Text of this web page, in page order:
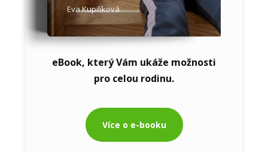
Eva Kupilíková
eBook, který Vám ukáže možnosti
pro celou rodinu.
Více o e-booku